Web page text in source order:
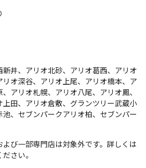
新井、アリオ北砂、アリオ葛西、アリオ
オ深谷、アリオ上尾、アリオ橋本、ア
アリオ札幌、アリオ八尾、アリオ鳳、
上田、アリオ倉敷、グランツリー武蔵小
、セブンパークアリオ柏、セブンパー
び一部専門店は対象外です。詳しくは
さい。